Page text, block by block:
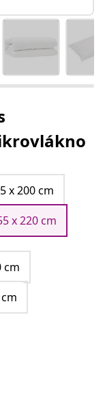
x 200 cm
x 220 cm
cm